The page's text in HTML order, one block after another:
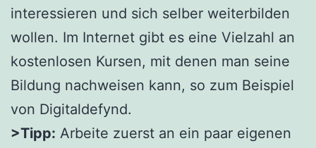
interessieren und sich selber weiterbilden
wollen. Im Internet gibt es eine Vielzahl an
kostenlosen Kursen, mit denen man seine
Bildung nachweisen kann, so zum Beispiel
von Digitaldefynd.
>Tipp: Arbeite zuerst an ein paar eigenen